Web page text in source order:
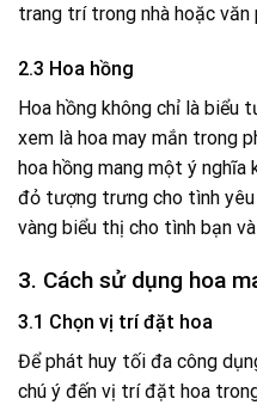
trang trí trong nhà hoặc văn
2.3 Hoa hồng
Hoa hồng không chỉ là biểu
xem là hoa may mắn trong
hoa hồng mang một ý nghĩa
đỏ tượng trưng cho tình yêu
vàng biểu thị cho tình bạn
3. Cách sử dụng hoa
3.1 Chọn vị trí đặt hoa
Để phát huy tối đa công
chú ý đến vị trí đặt hoa